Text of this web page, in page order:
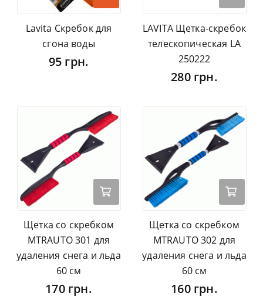
Lavita Скребок для
сгона воды
95 грн.
LAVITA Щетка-скребок
телескопическая LA
250222
280 грн.
Щетка со скребком
MTRAUTO 301 для
удаления снега и льда
60 см
170 грн.
Щетка со скребком
MTRAUTO 302 для
удаления снега и льда
60 см
160 грн.